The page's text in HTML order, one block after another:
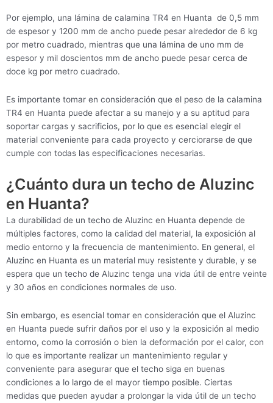
Por ejemplo, una lámina de calamina TR4 en Huanta de 0,5 mm
de espesor y 1200 mm de ancho puede pesar alrededor de 6 kg
por metro cuadrado, mientras que una lámina de uno mm de
espesor y mil doscientos mm de ancho puede pesar cerca de
doce kg por metro cuadrado.
Es importante tomar en consideración que el peso de la calamina
TR4 en Huanta puede afectar a su manejo y a su aptitud para
soportar cargas y sacrificios, por lo que es esencial elegir el
material conveniente para cada proyecto y cerciorarse de que
cumple con todas las especificaciones necesarias.
¿Cuánto dura un techo de Aluzinc
en Huanta?
La durabilidad de un techo de Aluzinc en Huanta depende de
múltiples factores, como la calidad del material, la exposición al
medio entorno y la frecuencia de mantenimiento. En general, el
Aluzinc en Huanta es un material muy resistente y durable, y se
espera que un techo de Aluzinc tenga una vida útil de entre veinte
y 30 años en condiciones normales de uso.
Sin embargo, es esencial tomar en consideración que el Aluzinc
en Huanta puede sufrir daños por el uso y la exposición al medio
entorno, como la corrosión o bien la deformación por el calor, con
lo que es importante realizar un mantenimiento regular y
conveniente para asegurar que el techo siga en buenas
condiciones a lo largo de el mayor tiempo posible. Ciertas
medidas que pueden ayudar a prolongar la vida útil de un techo